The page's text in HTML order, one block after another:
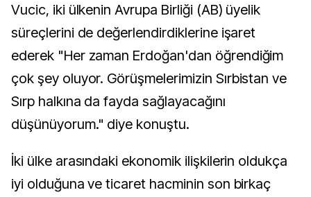
Vucic, iki ülkenin Avrupa Birliği (AB) üyelik
süreçlerini de değerlendirdiklerine işaret
ederek "Her zaman Erdoğan'dan öğrendiğim
çok şey oluyor. Görüşmelerimizin Sırbistan ve
Sırp halkına da fayda sağlayacağını
düşünüyorum." diye konuştu.
İki ülke arasındaki ekonomik ilişkilerin oldukça
iyi olduğuna ve ticaret hacminin son birkaç